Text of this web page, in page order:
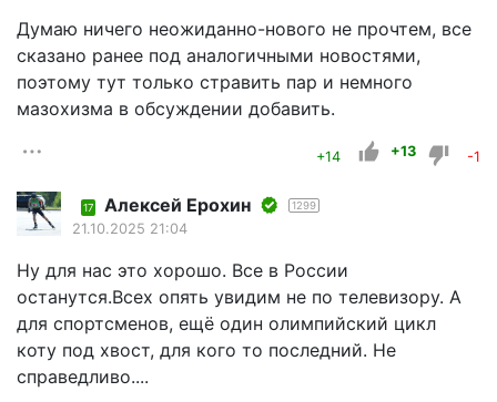
Думаю ничего неожиданно-нового не прочтем, все
сказано ранее под аналогичными новостями,
поэтому тут только стравить пар и немного
мазохизма в обсуждении добавить.
+14 +13 -1
17 Алексей Ерохин 1299
21.10.2025 21:04
Ну для нас это хорошо. Все в России
останутся.Всех опять увидим не по телевизору. А
для спортсменов, ещё один олимпийский цикл
коту под хвост, для кого то последний. Не
справедливо....